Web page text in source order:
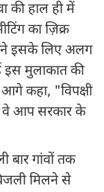
की हाल ही में
का ज़िक्र
ने इसके लिए अलग
इस मुलाकात की
कहा, "विपक्षी
वे आप सरकार के
गांवों तक
मिलने से